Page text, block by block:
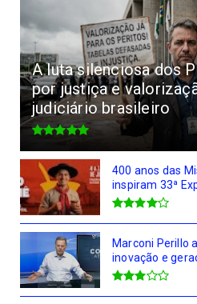
A luta silenciosa dos
por justiça e
judiciário brasileiro
400 anos das
inspiram 33ª
Marconi Perillo
inovação e